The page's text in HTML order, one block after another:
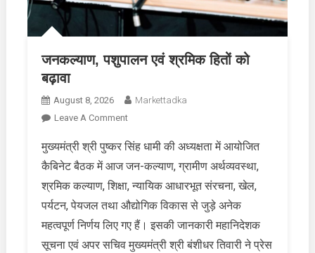
जनकल्याण, पशुपालन एवं श्रमिक हितों को
बढ़ावा
August 8, 2026
Markettadka
Leave A CommentOn
पशुपालन
एवं
श्रमिक
हितों
बढ़ावा
मुख्यमंत्री श्री पुष्कर सिंह धामी की अध्यक्षता में आयोजित
कैबिनेट बैठक में आज जन-कल्याण, ग्रामीण अर्थव्यवस्था,
श्रमिक कल्याण, शिक्षा, न्यायिक आधारभूत संरचना, खेल,
पर्यटन, पेयजल तथा औद्योगिक विकास से जुड़े अनेक
महत्वपूर्ण निर्णय लिए गए हैं। इसकी जानकारी महानिदेशक
सूचना एवं अपर सचिव मुख्यमंत्री श्री बंशीधर तिवारी ने प्रेस